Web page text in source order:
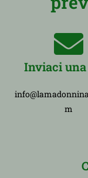
Inviaci
m